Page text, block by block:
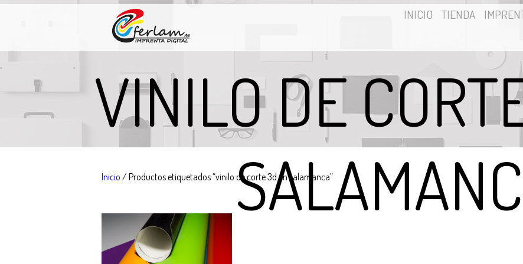
INICIO TIENDA
VINILO DE
Inicio / Productos etiquetados “vinilo de corte 3d en salamanca”